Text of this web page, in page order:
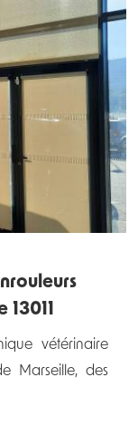
vétérinaire
Marseille, des